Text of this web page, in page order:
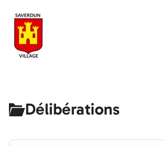
Accéder au contenu principal
Délibérations